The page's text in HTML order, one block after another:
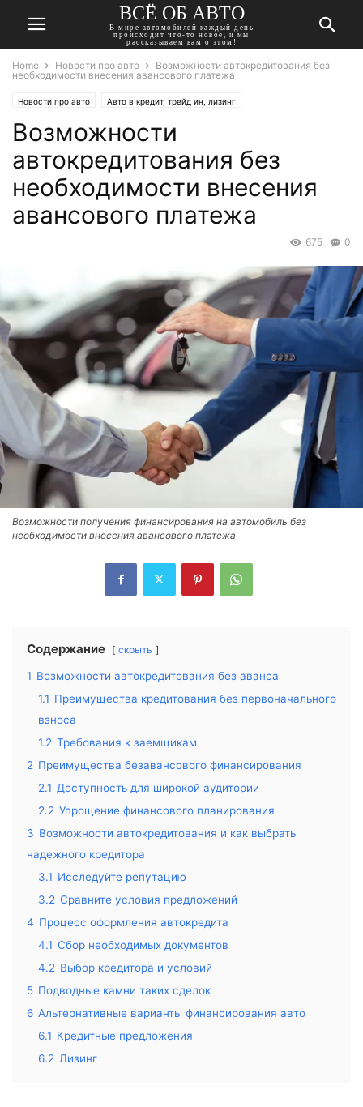
ВСЁ ОБ АВТО
В мире автомобилей каждый день
происходит что-то новое, и мы
рассказываем вам о этом!
Home Новости про авто
Возможности автокредитования без
необходимости внесения авансового платежа
Новости про авто Авто в кредит, трейд ин, лизинг
Возможности
автокредитования без
необходимости внесения
авансового платежа
0
675
Возможности получения финансирования на автомобиль без
необходимости внесения авансового платежа
Содержание скрыть
1 Возможности автокредитования без аванса
1.1 Преимущества кредитования без первоначального
взноса
1.2 Требования к заемщикам
2 Преимущества безавансового финансирования
2.1 Доступность для широкой аудитории
2.2 Упрощение финансового планирования
3 Возможности автокредитования и как выбрать
надежного кредитора
3.1 Исследуйте репутацию
3.2 Сравните условия предложений
4 Процесс оформления автокредита
4.1 Сбор необходимых документов
4.2 Выбор кредитора и условий
5 Подводные камни таких сделок
6 Альтернативные варианты финансирования авто
6.1 Кредитные предложения
6.2 Лизинг